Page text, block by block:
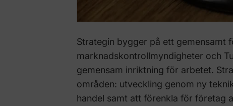
Strategin bygger på ett gemensamt
marknadskontrollmyndigheter och
gemensam inriktning för arbetet.
områden: utveckling genom ny
handel samt att förenkla för företag